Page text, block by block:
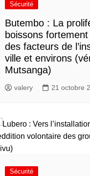
Sécurité
Butembo : La
boissons
des facteurs de
ville et environs
Mutsanga)
valery 21 octobre
Sécurité